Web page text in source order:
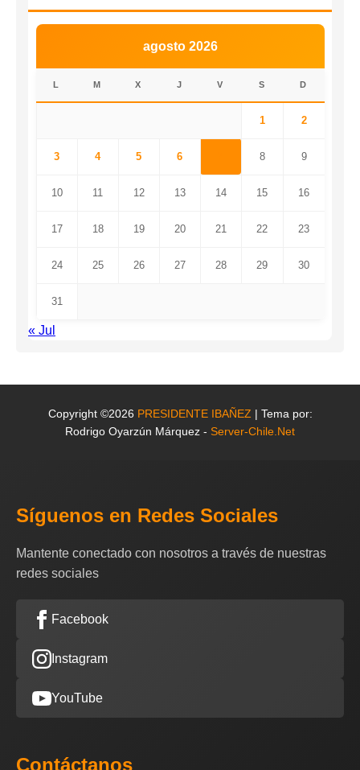
agosto 2026
L M X J V S D
1 2
3 4 5 6 8 9
10 11 12 13 14 15 16
17 18 19 20 21 22 23
24 25 26 27 28 29 30
31
« Jul
Copyright ©2026 PRESIDENTE IBAÑEZ | Tema por:
Rodrigo Oyarzún Márquez - Server-Chile.Net
Síguenos en Redes Sociales
Mantente conectado con nosotros a través de nuestras
redes sociales
Facebook
Instagram
YouTube
Contáctanos